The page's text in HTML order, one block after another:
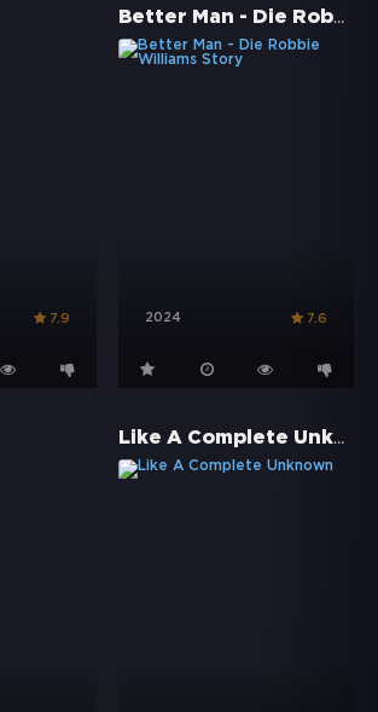
7.9
Better Man - Die Robbie Williams Story
2024 7.6
Like A Complete Unknown